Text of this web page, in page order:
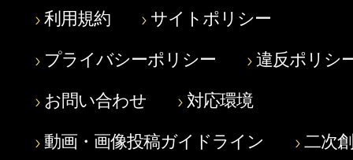
利用規約 サイトポリシー
プライバシーポリシー 違反ポリシ
お問い合わせ 対応環境
動画・画像投稿ガイドライン 二次